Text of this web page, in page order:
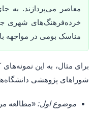
معاصر می‌پردازند. به
خرده‌فرهنگ‌های شهری
مناسک بومی در مواجهه با
برای مثال، به این
شوراهای پژوهشی
موضوع اول: «مطالعه